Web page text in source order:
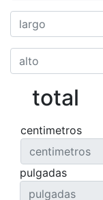
total
centimetros
pulgadas